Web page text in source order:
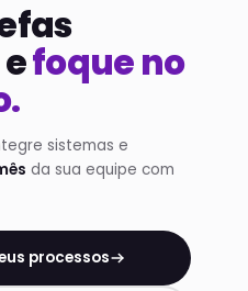
foque no
sistemas e
da sua equipe com
processos